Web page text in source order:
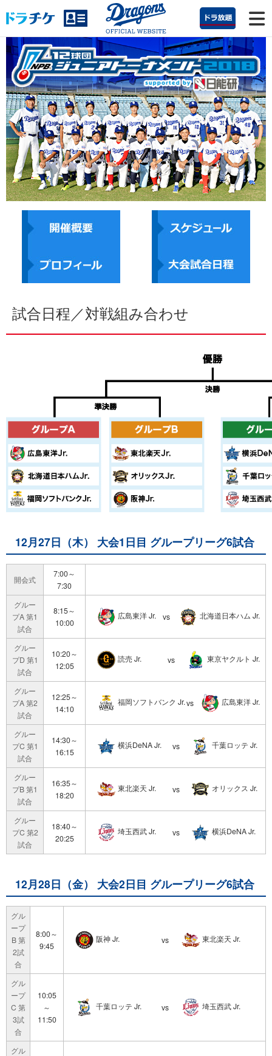
試合日程／対戦組み合わせ
12月27日（木） 大会1日目 グループリーグ6試合
開会式
7:00～
7:30
グルー
プA 第1
試合
8:15～
10:00
広島東洋 Jr. vs 北海道日本ハム Jr.
グルー
プD 第1
試合
10:20～
12:05
読売 Jr. vs 東京ヤクルト Jr.
グルー
プA 第2
試合
12:25～
14:10
福岡ソフトバンク Jr.vs 広島東洋 Jr.
グルー
プC 第1
試合
14:30～
16:15
横浜DeNA Jr. vs 千葉ロッテ Jr.
グルー
プB 第1
試合
16:35～
18:20
東北楽天 Jr. vs オリックス Jr.
グルー
プC 第2
試合
18:40～
20:25
埼玉西武 Jr. vs 横浜DeNA Jr.
12月28日（金） 大会2日目 グループリーグ6試合
グル
ープ
B 第
2試
合
8:00～
9:45
阪神 Jr. vs 東北楽天 Jr.
グル
ープ
C 第
3試
合
10:05
～
11:50
千葉ロッテ Jr. vs 埼玉西武 Jr.
グル